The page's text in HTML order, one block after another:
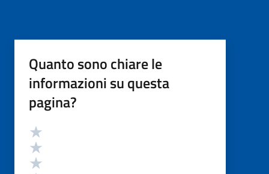
Quanto sono chiare le
informazioni su questa
pagina?
Valutazione